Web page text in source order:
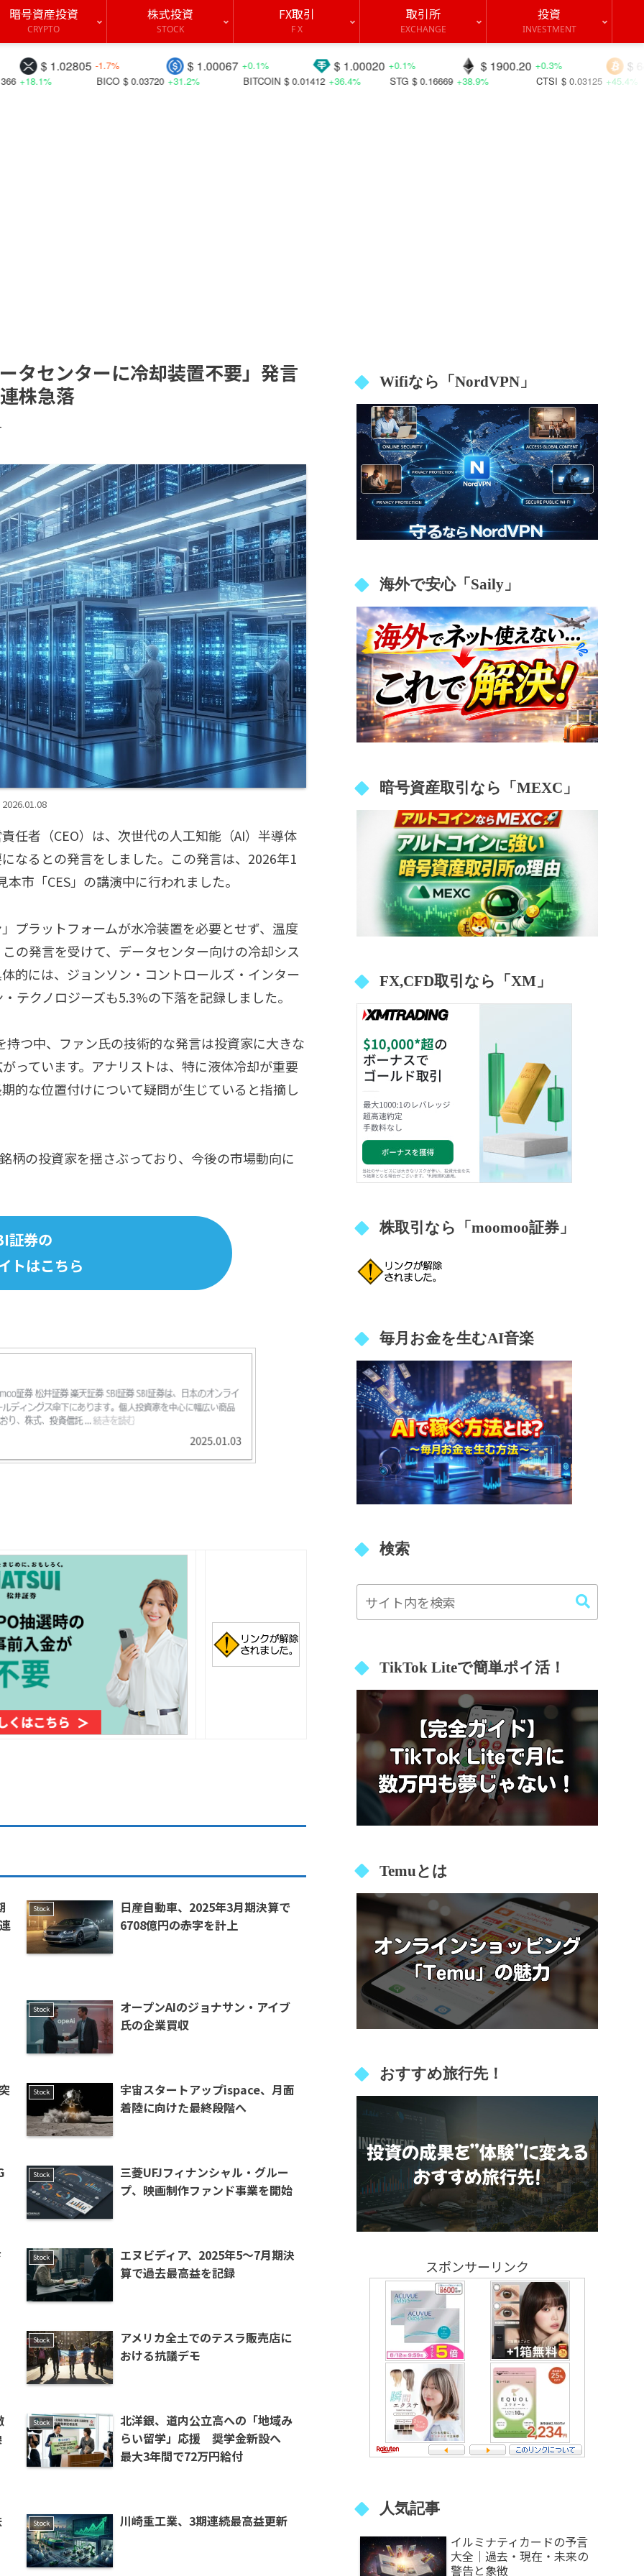
暗号資産投資
CRYPTO
株式投資
STOCK
FX取引
F X
取引所
EXCHANGE
投資
INVESTMENT
$ 64334.6 -0.2%
$ 1900.20 +0.3%
$ 1.00020 +0.1%
$ 1.00067 +0.1%
-1.7%
CTSI $ 0.03125 +45.4%
STG $ 0.16669 +38.9%
BITCOIN $ 0.01412 +36.4%
BICO $ 0.03720 +31.2% CC $
タセンターに冷却装置不要」発言
株急落
2026.01.08
任者（CEO）は、次世代の人工知能（AI）半導体
なるとの発言をしました。この発言は、2026年1
市「CES」の講演中に行われました。
プラットフォームが水冷装置を必要とせず、温度
の発言を受けて、データセンター向けの冷却シス
的には、ジョンソン・コントロールズ・インター
テクノロジーズも5.3%の下落を記録しました。
つ中、ファン氏の技術的な発言は投資家に大きな
っています。アナリストは、特に液体冷却が重要
的な位置付けについて疑問が生じていると指摘し
柄の投資家を揺さぶっており、今後の市場動向に
証券の
トはこちら
Stock
日産自動車、2025年3月期決算で
6708億円の赤字を計上
Stock
オープンAIのジョナサン・アイブ
氏の企業買収
Stock
宇宙スタートアップispace、月面
着陸に向けた最終段階へ
Stock
三菱UFJフィナンシャル・グルー
プ、映画制作ファンド事業を開始
Stock
エヌビディア、2025年5〜7月期決
算で過去最高益を記録
Stock
アメリカ全土でのテスラ販売店に
おける抗議デモ
Stock
北洋銀、道内公立高への「地域み
らい留学」応援 奨学金新設へ
最大3年間で72万円給付
Stock 川崎重工業、3期連続最高益更新
Wifiなら「NordVPN」
海外で安心「Saily」
暗号資産取引なら「MEXC」
FX,CFD取引なら「XM」
株取引なら「moomoo証券」
毎月お金を生むAI音楽
検索
TikTok Liteで簡単ポイ活！
Temuとは
おすすめ旅行先！
スポンサーリンク
人気記事
イルミナティカードの予言
大全｜過去・現在・未来の
警告と象徴